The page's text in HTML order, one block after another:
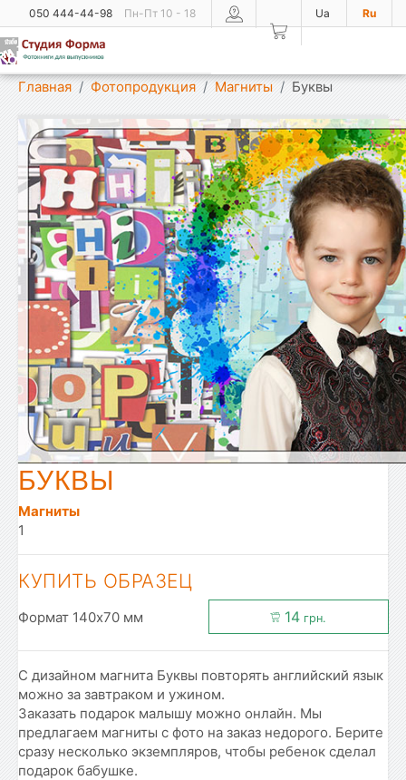
Ua Ru
050 444-44-98 Пн-Пт 10 - 18
Показать меню
Главная Фотопродукция Магниты Буквы
БУКВЫ
Магниты
1
КУПИТЬ ОБРАЗЕЦ
Формат 140x70 мм 14 грн.
С дизайном магнита Буквы повторять английский язык
можно за завтраком и ужином.
Заказать подарок малышу можно онлайн. Мы
предлагаем магниты с фото на заказ недорого. Берите
сразу несколько экземпляров, чтобы ребенок сделал
подарок бабушке.